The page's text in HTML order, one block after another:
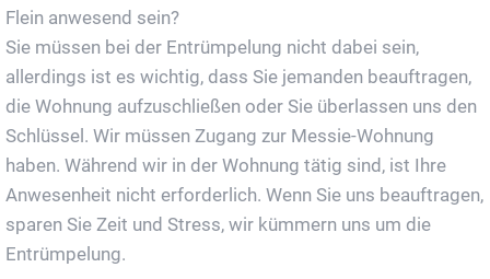
Flein anwesend sein?
Sie müssen bei der Entrümpelung nicht dabei sein,
allerdings ist es wichtig, dass Sie jemanden beauftragen,
die Wohnung aufzuschließen oder Sie überlassen uns den
Schlüssel. Wir müssen Zugang zur Messie-Wohnung
haben. Während wir in der Wohnung tätig sind, ist Ihre
Anwesenheit nicht erforderlich. Wenn Sie uns beauftragen,
sparen Sie Zeit und Stress, wir kümmern uns um die
Entrümpelung.